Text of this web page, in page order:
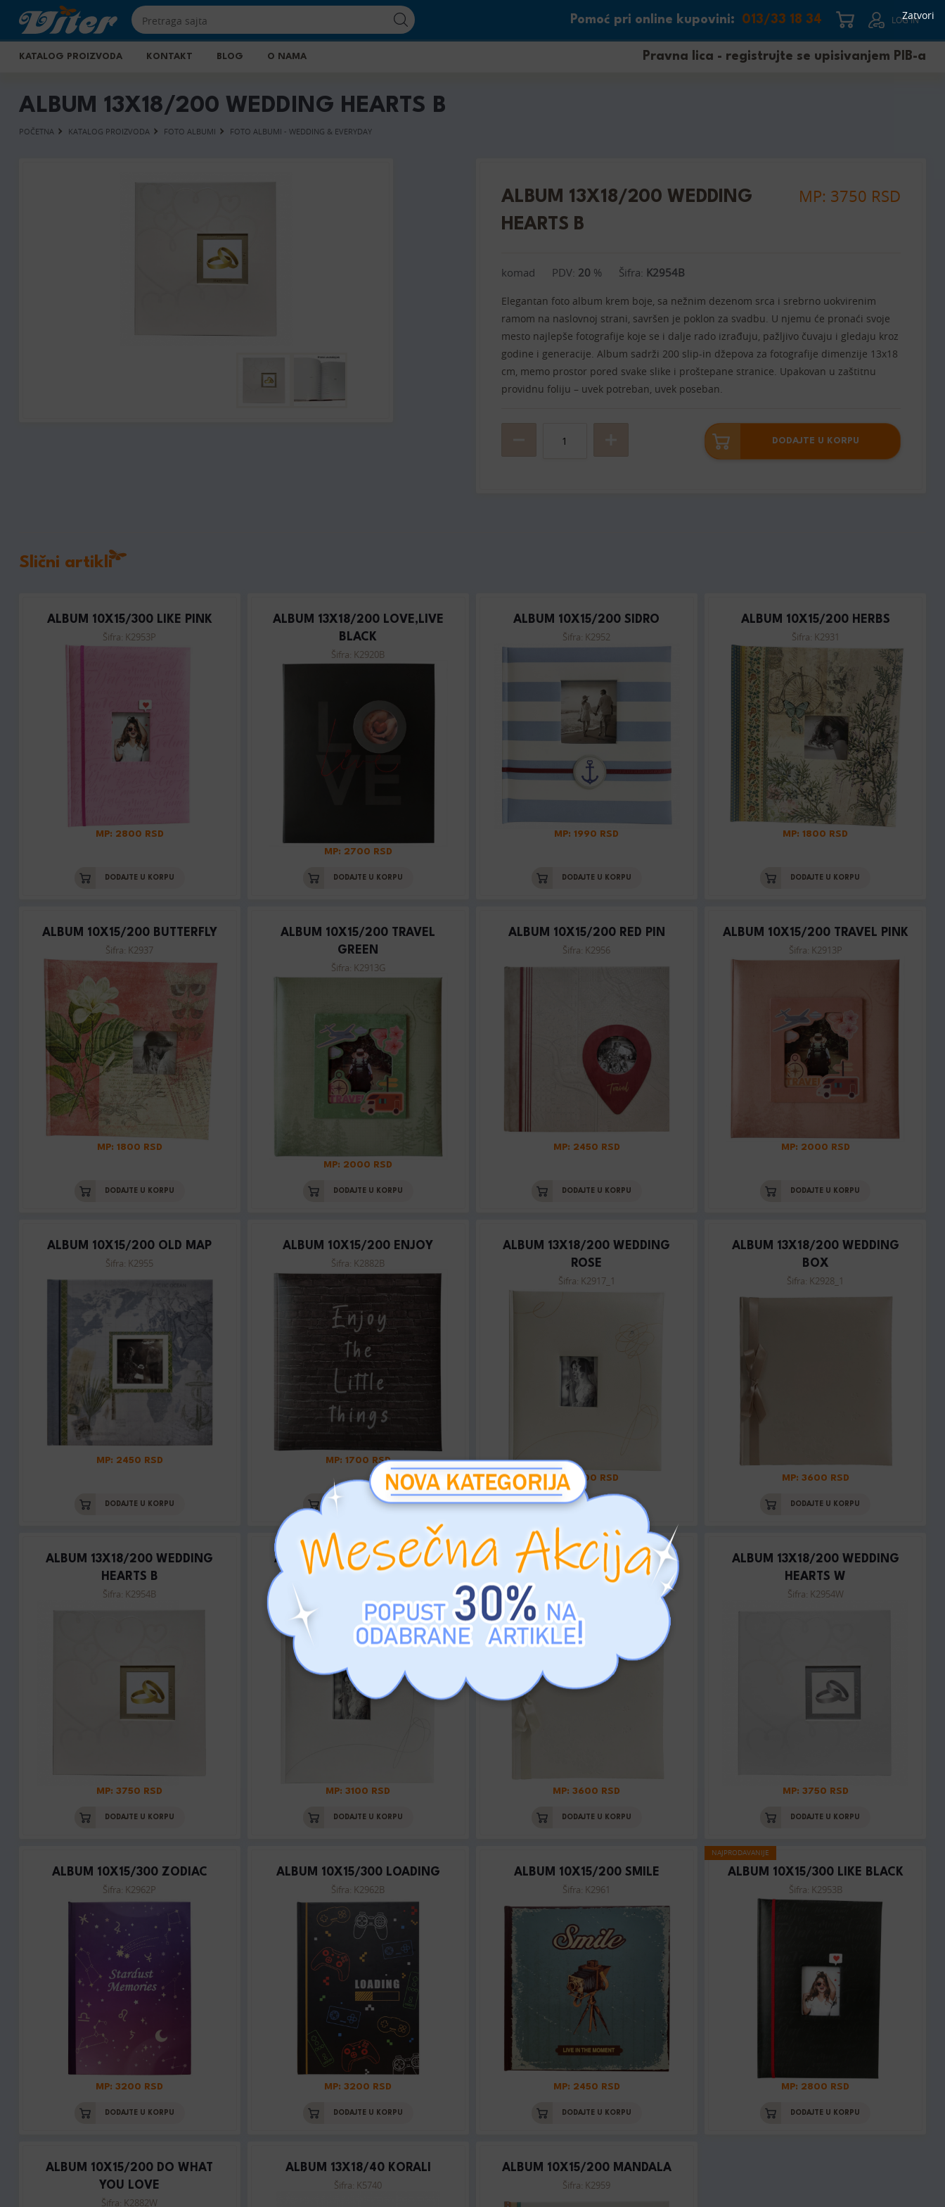
Pomoć pri online kupovini: 013/33 18 34 LOG IN
KATALOG PROIZVODA KONTAKT BLOG O NAMA Pravna lica - registrujte se upisivanjem PIB-a
ALBUM 13X18/200 WEDDING HEARTS B
POČETNA KATALOG PROIZVODA FOTO ALBUMI FOTO ALBUMI - WEDDING & EVERYDAY
MP: 3750 RSD
ALBUM 13X18/200 WEDDING
HEARTS B
komad PDV: 20 % Šifra: K2954B
Elegantan foto album krem boje, sa nežnim dezenom srca i srebrno uokvirenim
ramom na naslovnoj strani, savršen je poklon za svadbu. U njemu će pronaći svoje
mesto najlepše fotografije koje se i dalje rado izrađuju, pažljivo čuvaju i gledaju kroz
godine i generacije. Album sadrži 200 slip-in džepova za fotografije dimenzije 13x18
cm, memo prostor pored svake slike i proštepane stranice. Upakovan u zaštitnu
providnu foliju – uvek potreban, uvek poseban.
DODAJTE U KORPU
Slični artikli
ALBUM 10X15/300 LIKE PINK
Šifra: K2953P
MP: 2800 RSD
DODAJTE U KORPU
ALBUM 13X18/200 LOVE,LIVE
BLACK
Šifra: K2920B
MP: 2700 RSD
DODAJTE U KORPU
ALBUM 10X15/200 SIDRO
Šifra: K2952
MP: 1990 RSD
DODAJTE U KORPU
ALBUM 10X15/200 HERBS
Šifra: K2931
MP: 1800 RSD
DODAJTE U KORPU
ALBUM 10X15/200 BUTTERFLY
Šifra: K2937
MP: 1800 RSD
DODAJTE U KORPU
ALBUM 10X15/200 TRAVEL
GREEN
Šifra: K2913G
MP: 2000 RSD
DODAJTE U KORPU
ALBUM 10X15/200 RED PIN
Šifra: K2956
MP: 2450 RSD
DODAJTE U KORPU
ALBUM 10X15/200 TRAVEL PINK
Šifra: K2913P
MP: 2000 RSD
DODAJTE U KORPU
ALBUM 10X15/200 OLD MAP
Šifra: K2955
MP: 2450 RSD
DODAJTE U KORPU
ALBUM 10X15/200 ENJOY
Šifra: K2882B
MP: 1700 RSD
DODAJTE U KORPU
ALBUM 13X18/200 WEDDING
ROSE
Šifra: K2917_1
MP: 3100 RSD
DODAJTE U KORPU
ALBUM 13X18/200 WEDDING
BOX
Šifra: K2928_1
MP: 3600 RSD
DODAJTE U KORPU
ALBUM 13X18/200 WEDDING
HEARTS B
Šifra: K2954B
MP: 3750 RSD
DODAJTE U KORPU
ALBUM 13X18/200 WEDDING
MP: 3100 RSD
DODAJTE U KORPU
ALBUM 13X18/200 WEDDING
MP: 3600 RSD
DODAJTE U KORPU
ALBUM 13X18/200 WEDDING
HEARTS W
Šifra: K2954W
MP: 3750 RSD
DODAJTE U KORPU
ALBUM 10X15/300 ZODIAC
Šifra: K2962P
MP: 3200 RSD
DODAJTE U KORPU
ALBUM 10X15/300 LOADING
Šifra: K2962B
MP: 3200 RSD
DODAJTE U KORPU
ALBUM 10X15/200 SMILE
Šifra: K2961
MP: 2450 RSD
DODAJTE U KORPU
NAJPRODAVANIJE
ALBUM 10X15/300 LIKE BLACK
Šifra: K2953B
MP: 2800 RSD
DODAJTE U KORPU
ALBUM 10X15/200 DO WHAT
YOU LOVE
Šifra: K2882W
ALBUM 13X18/40 KORALI
Šifra: K5740
ALBUM 10X15/200 MANDALA
Šifra: K2959
Zatvori